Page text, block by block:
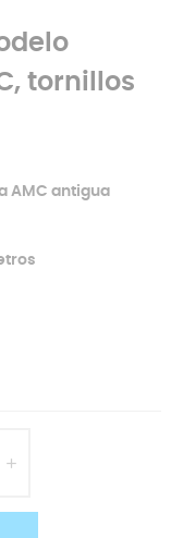
tornillos
AMC antigua